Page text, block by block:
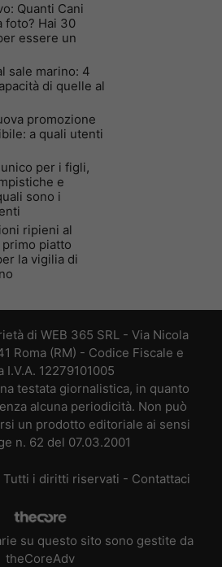
Quanti Cani
foto? Hai 30
essere un
sale marino: 4
di quelle al
promozione
a quali utenti
per i figli,
e
sono i
ripieni al
piatto
la vigilia di
di WEB 365 SRL - Via Nicola
Roma (RM) - Codice Fiscale e
I.V.A. 12279101005
testata giornalistica, in quanto
alcuna periodicità. Non può
un prodotto editoriale ai sensi
n. 62 del 07.03.2001
i diritti riservati - Contattaci
su questo sito sono gestite da
theCoreAdv